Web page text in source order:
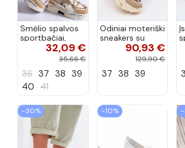
Smėlio spalvos
sportbačiai,
dekoruoti Valdez
cirkonio virvele
32,09 €
35,66 €
36 37 38 39
40 41
Odiniai moteriški
sneakers su
platforma D&A
CR61-3133
90,93 €
129,90 €
37 38 39
−30% −10%